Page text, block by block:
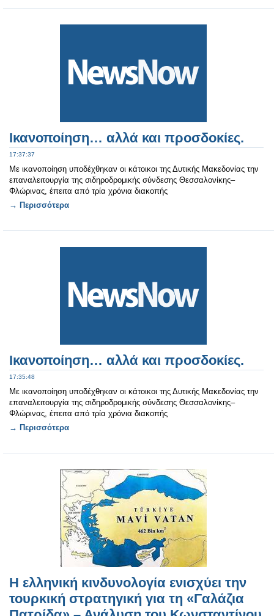
Ικανοποίηση… αλλά και προσδοκίες.
17:37:37
Με ικανοποίηση υποδέχθηκαν οι κάτοικοι της Δυτικής Μακεδονίας την
επαναλειτουργία της σιδηροδρομικής σύνδεσης Θεσσαλονίκης–
Φλώρινας, έπειτα από τρία χρόνια διακοπής
→ Περισσότερα
Ικανοποίηση… αλλά και προσδοκίες.
17:35:48
Με ικανοποίηση υποδέχθηκαν οι κάτοικοι της Δυτικής Μακεδονίας την
επαναλειτουργία της σιδηροδρομικής σύνδεσης Θεσσαλονίκης–
Φλώρινας, έπειτα από τρία χρόνια διακοπής
→ Περισσότερα
Η ελληνική κινδυνολογία ενισχύει την
τουρκική στρατηγική για τη «Γαλάζια